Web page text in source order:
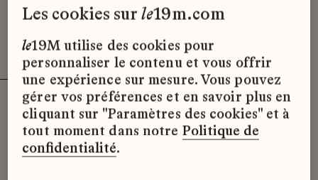
CDD
Effacer les filtres (3) x
Désolé, il semble qu’il n’y ait pas
d’offres d’emploi disponibles pour le
moment.
les cookies surle19m.com
le19M utilise des cookies pour
personnaliser le contenu et vous offrir
une expérience sur mesure. Vous pouvez
gérer vos préférences et en savoir plus en
cliquant sur "Paramètres des cookies" et à
tout moment dans notre Politique de
confidentialité.